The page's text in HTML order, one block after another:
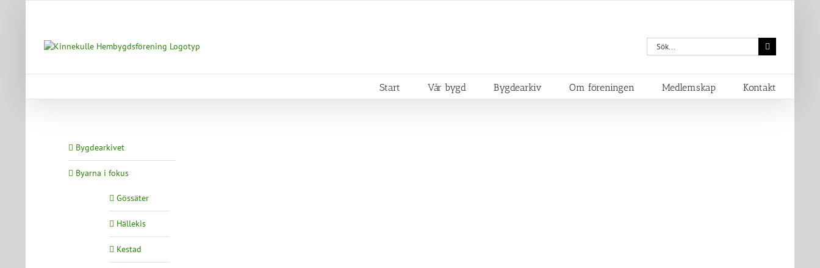
Sök
efter:
Start Vår bygd Bygdearkiv Om föreningen Medlemskap Kontakt
Bygdearkivet
Byarna i fokus
Gössäter
Hällekis
Kestad